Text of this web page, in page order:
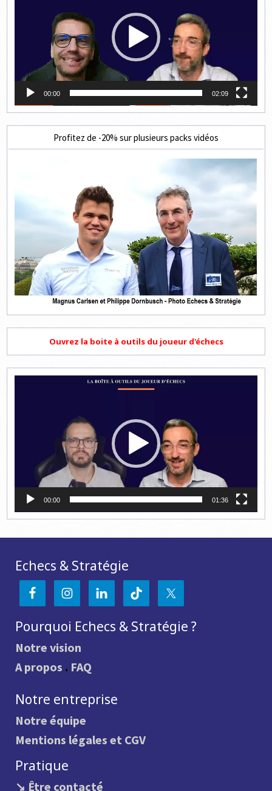
00:00 02:09
Profitez de -20% sur plusieurs packs vidéos
Ouvrez la boite à outils du joueur d'échecs
00:00 01:36
Echecs & Stratégie
Pourquoi Echecs & Stratégie ?
Notre vision
A propos . FAQ
Notre entreprise
Notre équipe
Mentions légales et CGV
Pratique
↘ Être contacté